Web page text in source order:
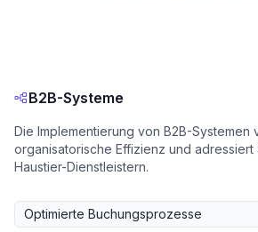
B2B-Systeme
Die Implementierung von B2B-Systemen
organisatorische Effizienz und
Haustier-Dienstleistern.
Optimierte Buchungsprozesse